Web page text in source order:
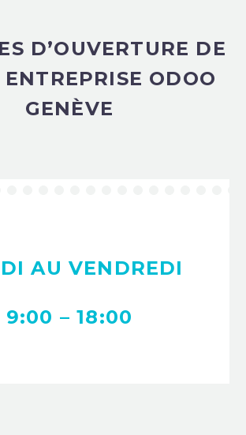
D’OUVERTURE DE
ODOO
GENÈVE
AU VENDREDI
9:00 – 18:00